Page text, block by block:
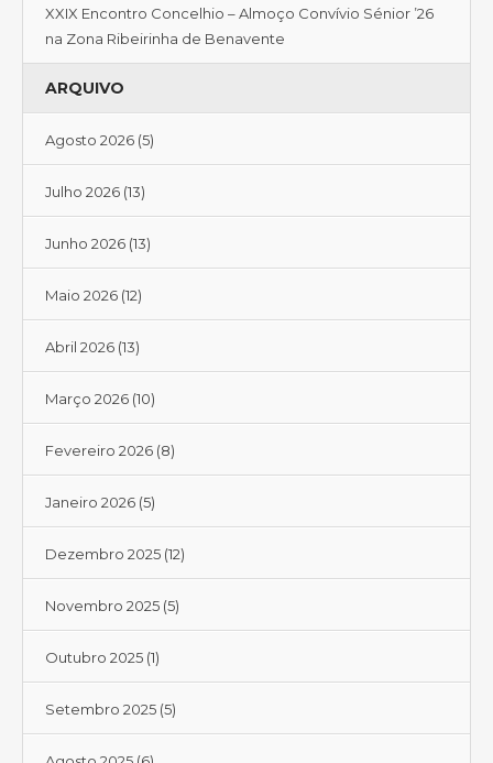
XXIX Encontro Concelhio – Almoço Convívio Sénior ’26
na Zona Ribeirinha de Benavente
ARQUIVO
Agosto 2026 (5)
Julho 2026 (13)
Junho 2026 (13)
Maio 2026 (12)
Abril 2026 (13)
Março 2026 (10)
Fevereiro 2026 (8)
Janeiro 2026 (5)
Dezembro 2025 (12)
Novembro 2025 (5)
Outubro 2025 (1)
Setembro 2025 (5)